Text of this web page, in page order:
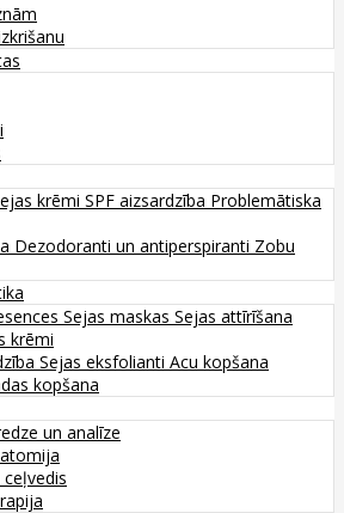
krēmi SPF aizsardzība Problemātiska
Dezodoranti un antiperspiranti Zobu
Sejas maskas Sejas attīrīšana
krēmi
Sejas eksfolianti Acu kopšana
kopšana
un analīze